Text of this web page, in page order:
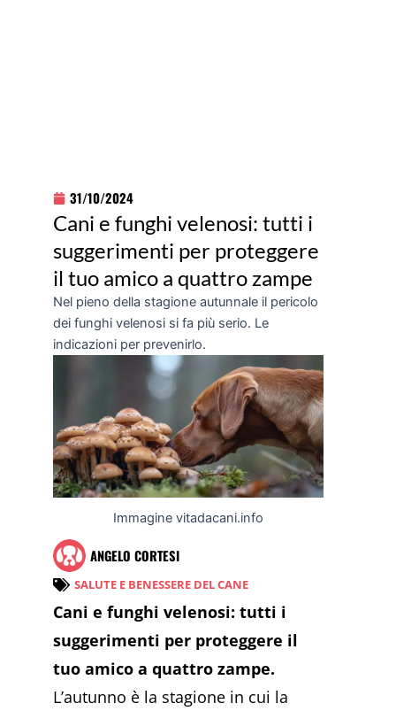
31/10/2024
Cani e funghi velenosi: tutti i
suggerimenti per proteggere
il tuo amico a quattro zampe
Nel pieno della stagione autunnale il pericolo
dei funghi velenosi si fa più serio. Le
indicazioni per prevenirlo.
Immagine vitadacani.info
ANGELO CORTESI
SALUTE E BENESSERE DEL CANE
Cani e funghi velenosi: tutti i
suggerimenti per proteggere il
tuo amico a quattro zampe.
L’autunno è la stagione in cui la